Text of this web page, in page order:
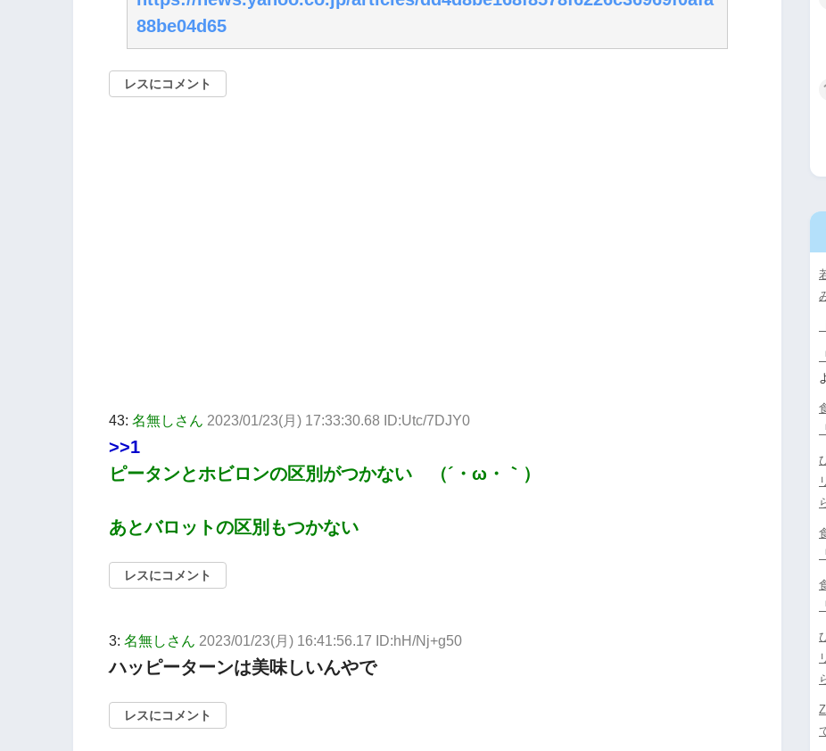
88be04d65
レスにコメント
43: 名無しさん 2023/01/23(月) 17:33:30.68 ID:Utc/7DJY0
>>1
ピータンとホビロンの区別がつかない （´・ω・｀）
あとバロットの区別もつかない
レスにコメント
3: 名無しさん 2023/01/23(月) 16:41:56.17 ID:hH/Nj+g50
ハッピーターンは美味しいんやで
レスにコメント